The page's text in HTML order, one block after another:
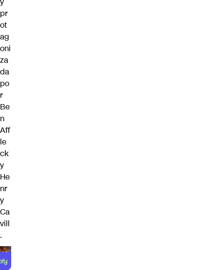
pr
ot
ag
oni
za
da
po
r
Be
n
Aff
le
ck
y
He
nr
y
Ca
vill
.